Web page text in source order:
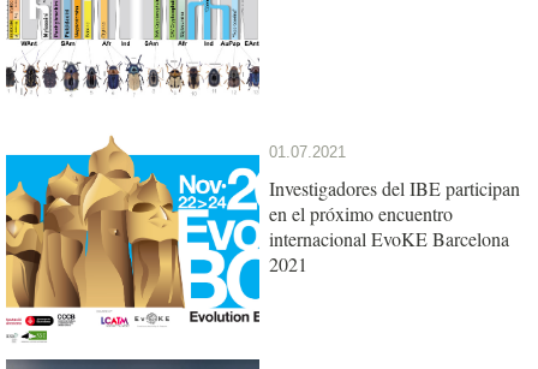
01.07.2021
Investigadores del IBE participan
en el próximo encuentro
internacional EvoKE Barcelona
2021